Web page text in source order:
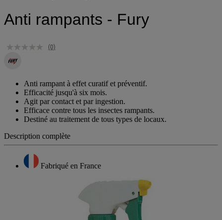
Anti rampants - Fury
(0)
Anti rampant à effet curatif et préventif.
Efficacité jusqu'à six mois.
Agit par contact et par ingestion.
Efficace contre tous les insectes rampants.
Destiné au traitement de tous types de locaux.
Description complète
Fabriqué en France